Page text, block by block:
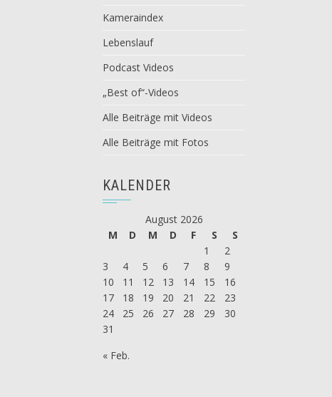
Kameraindex
Lebenslauf
Podcast Videos
„Best of“-Videos
Alle Beiträge mit Videos
Alle Beiträge mit Fotos
KALENDER
August 2026
M
D M D F S
S
1
2
3
4 5 6 7 8
9
10
11 12 13 14 15
16
17
18 19 20 21 22
23
24
25 26 27 28 29
30
31
« Feb.